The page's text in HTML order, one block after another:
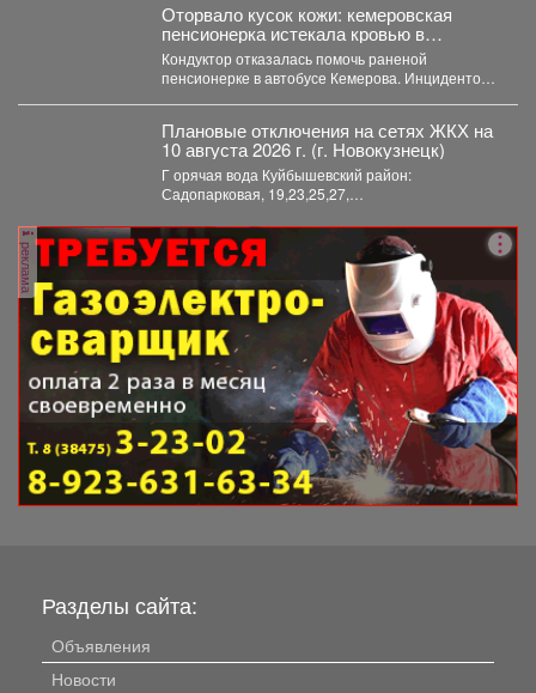
Оторвало кусок кожи: кемеровская
пенсионерка истекала кровью в
автобусе
Кондуктор отказалась помочь раненой
пенсионерке в автобусе Кемерова. Инцидентом
Плановые отключения на сетях ЖКХ на
10 августа 2026 г. (г. Новокузнецк)
Г орячая вода Куйбышевский район:
Садопарковая, 19,23,25,27,
реклама
Разделы сайта:
Объявления
Новости